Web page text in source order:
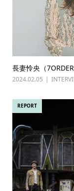
長妻怜央（
2024.02.05
REPORT